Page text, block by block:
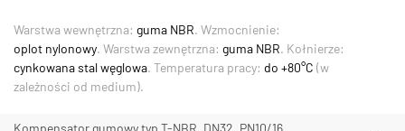
Warstwa wewnętrzna: guma NBR. Wzmocnienie:
oplot nylonowy. Warstwa zewnętrzna: guma NBR. Kołnierze:
cynkowana stal węglowa. Temperatura pracy: do +80°C (w
zależności od medium).